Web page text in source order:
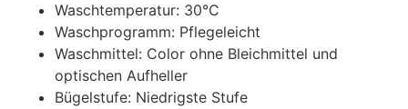
Waschtemperatur: 30°C
Waschprogramm: Pflegeleicht
Waschmittel: Color ohne Bleichmittel und
optischen Aufheller
Bügelstufe: Niedrigste Stufe